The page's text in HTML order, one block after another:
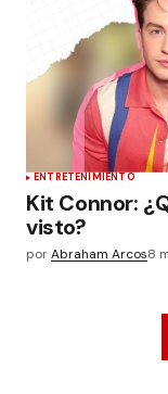
ENTRETENIMIENTO
Kit Connor:
visto?
porAbraham Arcos8